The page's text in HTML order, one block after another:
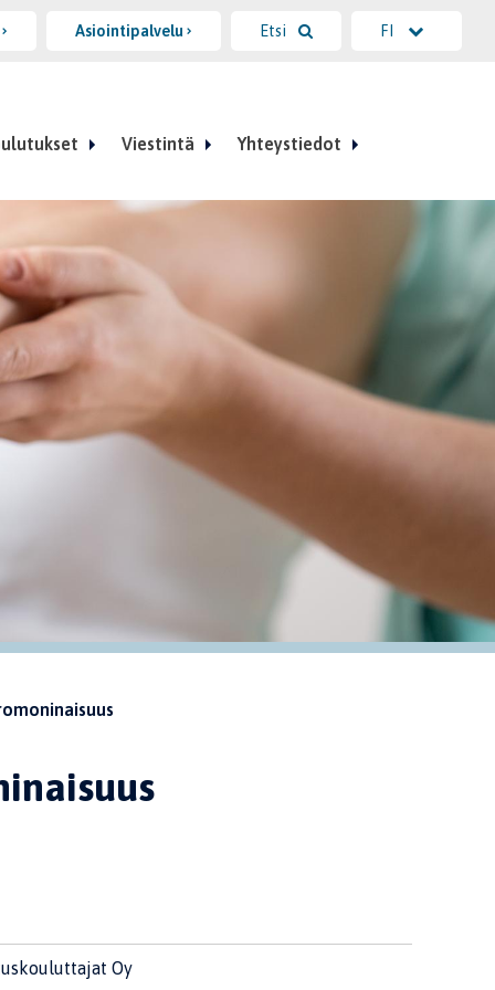
Asiointipalvelu Etsi FI
Viestintä Yhteystiedot
Oy